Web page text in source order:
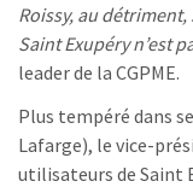
Roissy, au
Saint Exupéry n’est
leader de la CGPME.
Plus tempéré dans
Lafarge), le vice-
utilisateurs de Saint